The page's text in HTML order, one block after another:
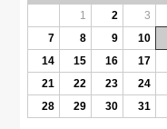
1
2 3
7
8 9 10
14
15 16 17
21
22 23 24
28
29 30 31